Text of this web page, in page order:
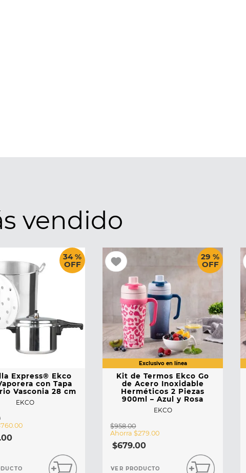
vendido
34 %
OFF
Express® Ekco
con Tapa
Vasconia 28 cm
EKCO
760. 00
00
29 %
OFF
Kit de Termos Ekco Go
de Acero Inoxidable
Herméticos 2 Piezas
900ml – Azul y Rosa
EKCO
$958.00
Ahorra$279 .00
$679.00
VER PRODUCTO